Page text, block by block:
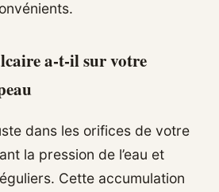
a-t-il sur votre
dans les orifices de votre
la pression de l’eau et
Cette accumulation